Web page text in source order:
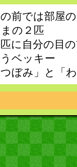
前では部屋
の２匹
に自分の目
ベッキー
ぼみ」と「